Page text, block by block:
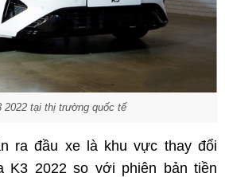
2022 tại thị trường quốc tế
ra đầu xe là khu vực thay đổi
K3 2022 so với phiên bản tiền